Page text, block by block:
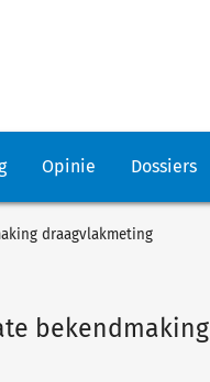
Opinie Dossiers
draagvlakmeting
bekendmaking